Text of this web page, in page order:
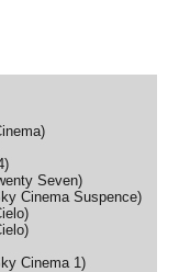
)
)
Seven)
Cinema Suspence)
)
)
Cinema 1)